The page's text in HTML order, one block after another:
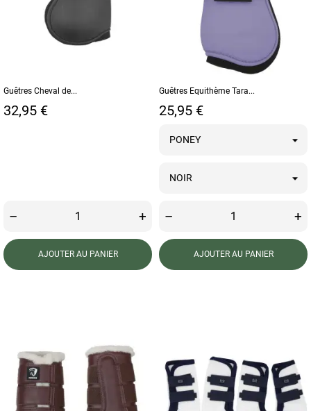
Guêtres Cheval de...
Prix
32,95 €
– +
AJOUTER AU PANIER
Guêtres Equithème Tara...
Prix
25,95 €
– +
AJOUTER AU PANIER